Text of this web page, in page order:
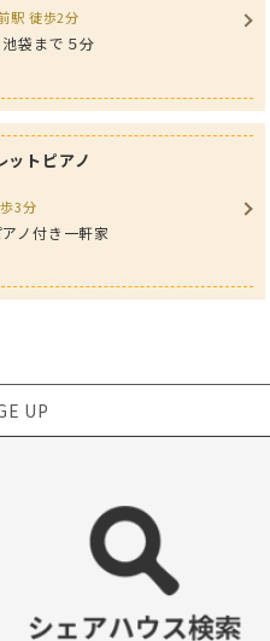
駅 徒歩2分
袋まで５分
ットピアノ
3分
ノ付き一軒家
UP